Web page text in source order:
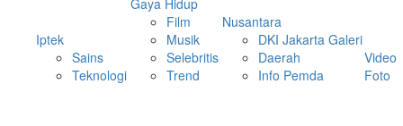
Iptek
Sains
Teknologi
Film
Musik
Selebritis
Trend
Nusantara
DKI Jakarta
Daerah
Info Pemda
Galeri
Video
Foto